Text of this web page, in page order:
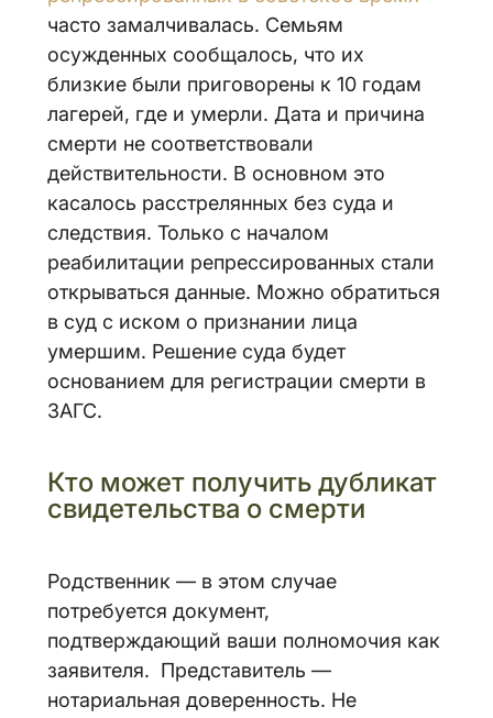
часто замалчивалась. Семьям
осужденных сообщалось, что их
близкие были приговорены к 10 годам
лагерей, где и умерли. Дата и причина
смерти не соответствовали
действительности. В основном это
касалось расстрелянных без суда и
следствия. Только с началом
реабилитации репрессированных стали
открываться данные. Можно обратиться
в суд с иском о признании лица
умершим. Решение суда будет
основанием для регистрации смерти в
ЗАГС.
Кто может получить дубликат
свидетельства о смерти
Родственник — в этом случае
потребуется документ,
подтверждающий ваши полномочия как
заявителя. Представитель —
нотариальная доверенность. Не